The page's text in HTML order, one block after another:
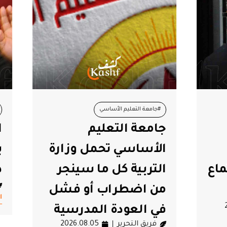
تحمل وزارة
كل ما سينجر
أو فشل
المدرسية
2026.08.05
السالمي:
يظل صامتًا ولن
دون حراك
فريق التحرير